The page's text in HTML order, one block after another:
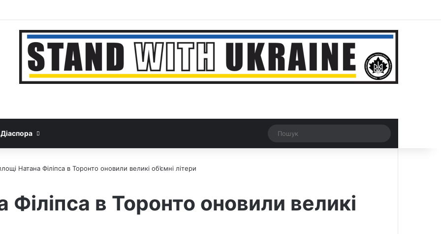
Google News
Threads
Діаспора Рандомна новина
Switch skin
Натана Філіпса в Торонто оновили великі об’ємні літери
в Торонто оновили великі